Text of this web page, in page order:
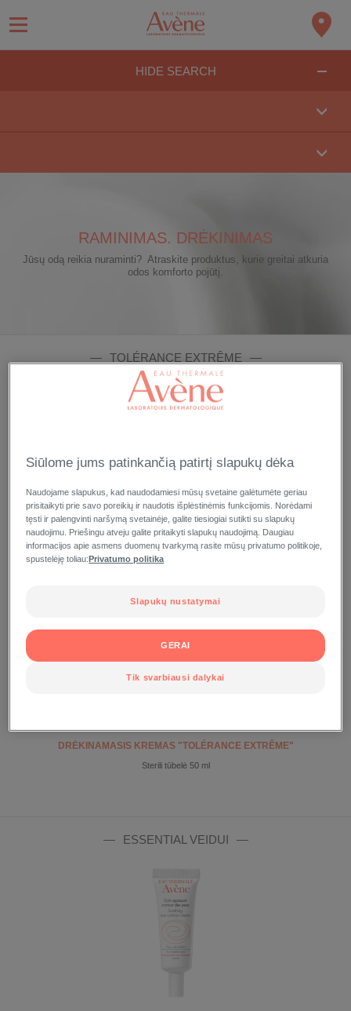
HIDE SEARCH
RAMINIMAS. DRĖKINIMAS
Jūsų odą reikia nuraminti? Atraskite produktus, kurie greitai atkuria
odos komforto pojūtį.
TOLÉRANCE EXTRÊME
VALOMASIS LOSJONAS „TOLÉRANCE EXTRÊME“
Sterili tūbelė 200 ml
DRĖKINAMASIS KREMAS "TOLÉRANCE EXTRÊME"
Sterili tūbelė 50 ml
ESSENTIAL VEIDUI
Siūlome jums patinkančią patirtį slapukų dėka
Naudojame slapukus, kad naudodamiesi mūsų svetaine galėtumėte geriau
prisitaikyti prie savo poreikių ir naudotis išplėstinėmis funkcijomis. Norėdami
tęsti ir palengvinti naršymą svetainėje, galite tiesiogiai sutikti su slapukų
naudojimu. Priešingu atveju galite pritaikyti slapukų naudojimą. Daugiau
informacijos apie asmens duomenų tvarkymą rasite mūsų privatumo politikoje,
spustelėję toliau:Privatumo politika
Slapukų nustatymai
Tik svarbiausi dalykai
GERAI